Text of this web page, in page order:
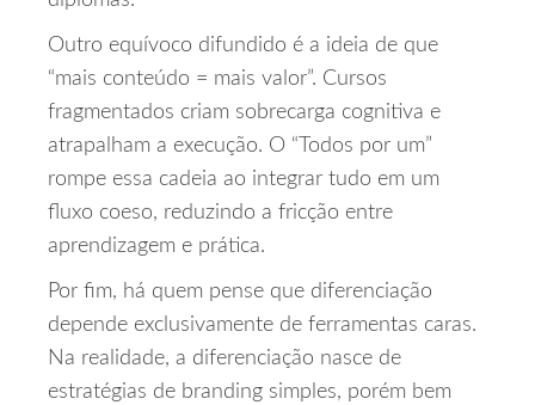
Outro equívoco difundido é a ideia de que
“mais conteúdo = mais valor”. Cursos
fragmentados criam sobrecarga cognitiva e
atrapalham a execução. O “Todos por um”
rompe essa cadeia ao integrar tudo em um
fluxo coeso, reduzindo a fricção entre
aprendizagem e prática.
Por fim, há quem pense que diferenciação
depende exclusivamente de ferramentas caras.
Na realidade, a diferenciação nasce de
estratégias de branding simples, porém bem